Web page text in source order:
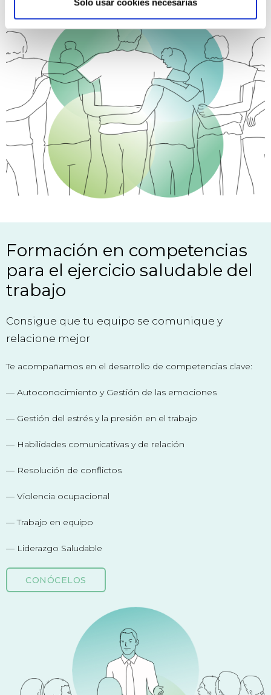
Formación en competencias
para el ejercicio saludable del
trabajo
Consigue que tu equipo se comunique y
relacione mejor
Te acompañamos en el desarrollo de competencias clave:
— Autoconocimiento y Gestión de las emociones
— Gestión del estrés y la presión en el trabajo
— Habilidades comunicativas y de relación
— Resolución de conflictos
— Violencia ocupacional
— Trabajo en equipo
— Liderazgo Saludable
CONÓCELOS